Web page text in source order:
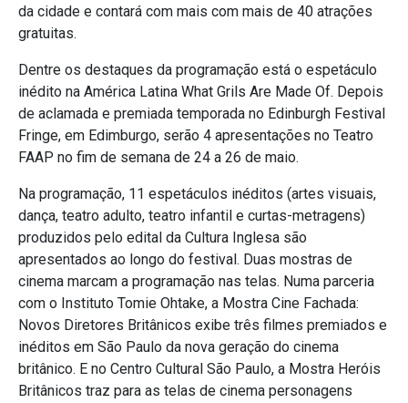
da cidade e contará com mais com mais de 40 atrações
gratuitas.
Dentre os destaques da programação está o espetáculo
inédito na América Latina What Grils Are Made Of. Depois
de aclamada e premiada temporada no Edinburgh Festival
Fringe, em Edimburgo, serão 4 apresentações no Teatro
FAAP no fim de semana de 24 a 26 de maio.
Na programação, 11 espetáculos inéditos (artes visuais,
dança, teatro adulto, teatro infantil e curtas-metragens)
produzidos pelo edital da Cultura Inglesa são
apresentados ao longo do festival. Duas mostras de
cinema marcam a programação nas telas. Numa parceria
com o Instituto Tomie Ohtake, a Mostra Cine Fachada:
Novos Diretores Britânicos exibe três filmes premiados e
inéditos em São Paulo da nova geração do cinema
britânico. E no Centro Cultural São Paulo, a Mostra Heróis
Britânicos traz para as telas de cinema personagens